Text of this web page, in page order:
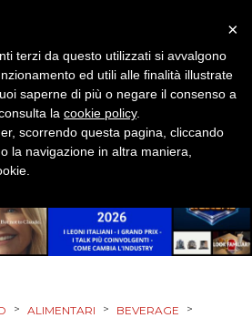
> ALIMENTARI > BEVERAGE >
×
terzi da questo utilizzati si avvalgono
ed utili alle finalità illustrate
saperne di più o negare il consenso a
la cookie policy.
scorrendo questa pagina, cliccando
la navigazione in altra maniera,